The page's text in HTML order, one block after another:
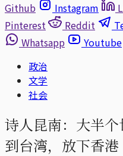
Github
Instagram
Pinterest
Reddit
Whatsapp
Youtube
政治
文学
社会
诗人昆南：大半
到台湾，放下香港